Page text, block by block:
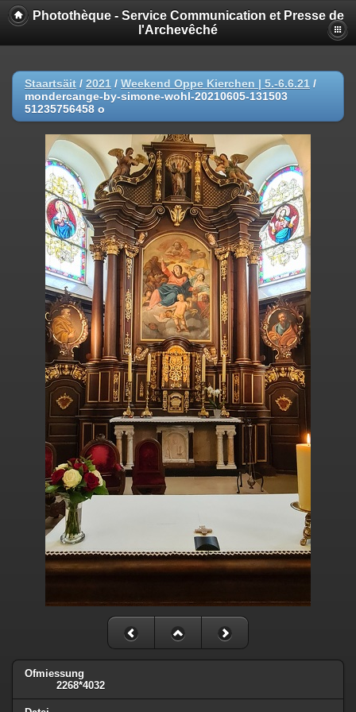
Photothèque - Service Communication et Presse de
l'Archevêché
Staartsäit / 2021 / Weekend Oppe Kierchen | 5.-6.6.21 /
mondercange-by-simone-wohl-20210605-131503
51235756458 o
Ofmiessung
2268*4032